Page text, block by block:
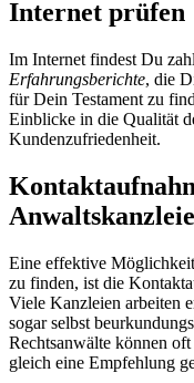
Internet prüfen
Im Internet findest Du
Erfahrungsberichte, die
für Dein Testament zu
Einblicke in die Qualität
Kundenzufriedenheit.
Eine effektive
zu finden, ist die
Viele Kanzleien arbeiten
sogar selbst
Rechtsanwälte können
gleich eine Empfehlung